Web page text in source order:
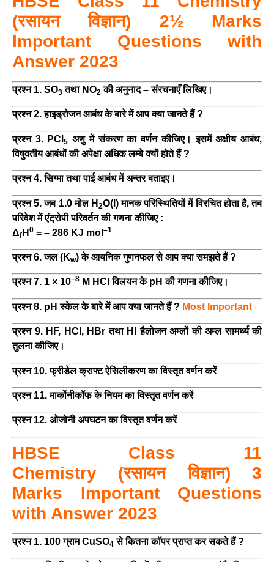
(रसायन विज्ञान) 2½ Marks
Important Questions with
Answer 2023
प्रश्न 1. SO3 तथा NO2 की अनुनाद – संरचनाएँ लिखिए।
प्रश्न 2. हाइड्रोजन आबंध के बारे में आप क्या जानते हैं ?
प्रश्न 3. PCl5 अणु में संकरण का वर्णन कीजिए। इसमें अक्षीय आबंध,
विषुवतीय आबंधों की अपेक्षा अधिक लम्बे क्यों होते हैं ?
प्रश्न 4. सिग्मा तथा पाई आबंध में अन्तर बताइए।
प्रश्न 5. जब 1.0 मोल H 2O(l) मानक परिस्थितियों में विरचित होता है, तब
परिवेश में एंट्रोपी परिवर्तन की गणना कीजिए :
Δf H 0 = – 286 KJ mol –1
प्रश्न 6. जल (Kw) के आयनिक गुणनफल से आप क्या समझते हैं ?
प्रश्न 7. 1 × 10–8 M HCI विलयन के pH की गणना कीजिए।
प्रश्न 8. pH स्केल के बारे में आप क्या जानते हैं ? Most Important
प्रश्न 9. HF, HCl, HBr तथा HI हैलोजन अम्लों की अम्ल सामर्थ्य की
तुलना कीजिए।
प्रश्न 10. फ्रीडेल क्राफ्ट ऐसिलीकरण का विस्तृत वर्णन करें
प्रश्न 11. मार्कोनीकॉफ के नियम का विस्तृत वर्णन करें
प्रश्न 12. ओजोनी अपघटन का विस्तृत वर्णन करें
HBSE Class 11
Chemistry (रसायन विज्ञान)3
Marks Important Questions
with Answer 2023
प्रश्न 1. 100 ग्राम CuSO4 से कितना कॉपर प्राप्त कर सकते हैं ?